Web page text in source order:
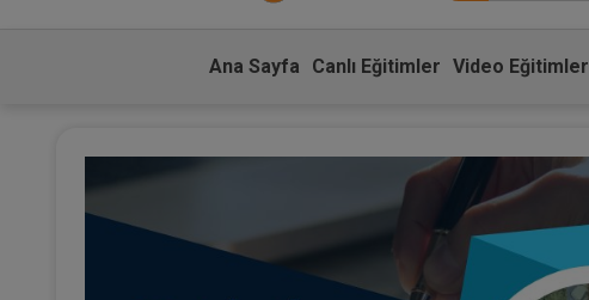
Ana Sayfa Canlı Eğitimler Video Eğitimler